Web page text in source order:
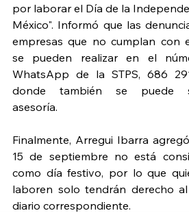
por laborar el Día de la
México". Informó que las
empresas que no cumplan con
se pueden realizar en el
WhatsApp de la STPS, 686
donde también se puede
asesoría.
Finalmente, Arregui Ibarra
15 de septiembre no está
como día festivo, por lo que
laboren solo tendrán derecho
diario correspondiente.